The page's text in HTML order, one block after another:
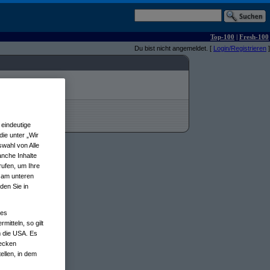
Top-100 | Fresh-100
Du bist nicht angemeldet. [ Login/Registrieren ]
unter „Wir
von Alle
Inhalte
um Ihre
unteren
Sie in
so gilt
die USA. Es
in dem